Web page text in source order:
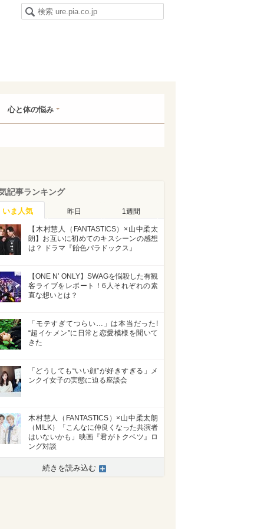
心と体の悩み
記事ランキング
いま人気 昨日 1週間
【木村慧人（FANTASTICS）×山中柔太
朗】お互いに初めてのキスシーンの感想
は？ ドラマ『飴色パラドックス』
【ONE N’ ONLY】SWAGを悩殺した有観
客ライブをレポート！6人それぞれの素
直な想いとは？
「モテすぎてつらい…」は本当だった!
“超イケメン”に日常と恋愛模様を聞いて
きた
「どうしても“いい顔”が好きすぎる」メ
ンクイ女子の実態に迫る座談会
木村慧人（FANTASTICS）×山中柔太朗
（M!LK）「こんなに仲良くなった共演者
はいないかも」映画『君がトクベツ』ロ
ング対談
続きを読み込む